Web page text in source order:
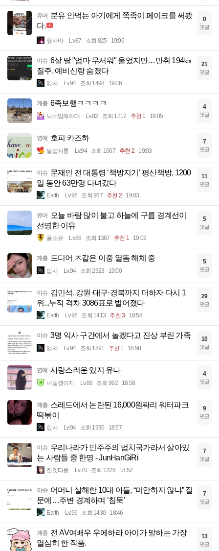
유머 분유 안먹는 아기에게 쪽족이 페이크를 써봤
다.
옆사마 Lv.87 조회 825 19:06
0
댓글
이슈 6살 딸 "엄마 무서워" 울었지만…만취 194㎞
질주, 예비신랑 숨졌다
입사 Lv.94 조회 1498 19:06
21
댓글
계층 6족보행ㅋㅋㅋㅋ
닉네임해야대 Lv.82 조회 1712 추천 1 19:05
4
댓글
연예 호피 카즈하
달섭지롱 Lv.94 조회 1067 추천 2 19:03
7
댓글
이슈 문재인 전 대통령 ‘책방지기’ 평산책방, 1200
일 동안 63만명 다녀갔다
Earth Lv.96 조회 967 추천 2 19:03
11
댓글
유머 오늘 바람 많이 불고 하늘에 구름 경계선이
선명한 이유
풀소유 Lv.86 조회 1387 추천 1 19:02
5
댓글
계층 드디어 ㅈ같은 이중 열돔 해체 중
입사 Lv.94 조회 2323 19:00
5
댓글
이슈 김민석, 강원·대구·경북까지 더하자 다시 1
위...누적 격차 3086표로 벌어졌다
Earth Lv.96 조회 1413 추천 3 18:58
29
댓글
이슈 3명 익사 구간에서 놀겠다고 진상 부린 가족
입사 Lv.94 조회 1891 추천 1 18:58
10
댓글
연예 사랑스러운 있지 유나
너빨갱이지 Lv.86 조회 992 18:58
4
댓글
계층 스레드에서 논란된 16,000원짜리 워터파크
떡볶이
입사 Lv.94 조회 1990 18:57
9
댓글
이슈 우리나라가 민주주의 법치국가라서 살아있
는 사람들 중 한명 - JunHanGiRi
진겟타원 Lv.70 조회 1226 18:52
7
댓글
이슈 어머니 살해한 10대 아들, “미안하지 않냐” 질
문에…주변 경계하며 ‘침묵’
Earth Lv.96 조회 1430 18:46
7
댓글
계층 전 AV여배우 우에하라 아이가 말하는 가장
열심히 한 작품.
13
댓글